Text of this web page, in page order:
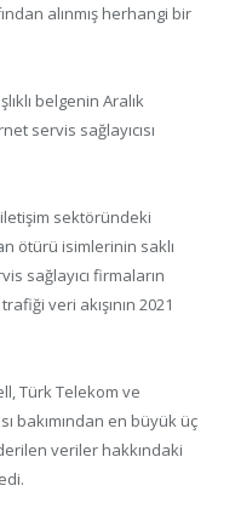
alınmış herhangi bir
belgenin Aralık
servis sağlayıcısı
iletişim sektöründeki
ötürü isimlerinin saklı
sağlayıcı firmaların
veri akışının 2021
Türk Telekom ve
bakımından en büyük üç
veriler hakkındaki